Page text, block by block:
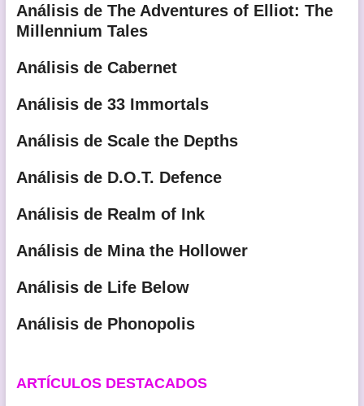
Análisis de The Adventures of Elliot: The
Millennium Tales
Análisis de Cabernet
Análisis de 33 Immortals
Análisis de Scale the Depths
Análisis de D.O.T. Defence
Análisis de Realm of Ink
Análisis de Mina the Hollower
Análisis de Life Below
Análisis de Phonopolis
ARTÍCULOS DESTACADOS